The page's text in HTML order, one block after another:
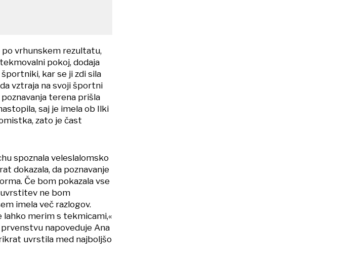
po vrhunskem rezultatu,
pokoj, dodaja
kar se ji zdi sila
vztraja na svoji športni
terena prišla
saj je imela ob Ilki
zato je čast
spoznala veleslalomsko
dokazala, da poznavanje
Če bom pokazala vse
uvrstitev ne bom
imela več razlogov.
lahko merim s tekmicami,«
napoveduje Ana
uvrstila med najboljšo